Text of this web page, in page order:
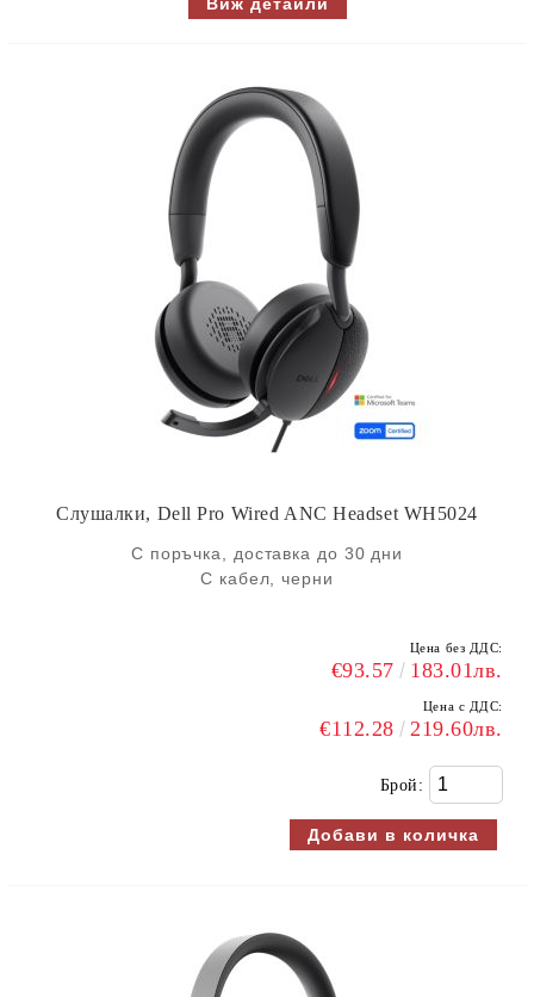
Слушалки, Dell Pro Wired ANC Headset WH5024
С поръчка, доставка до 30 дни
С кабел, черни
Цена без ДДС:
€93.57 183.01лв.
Цена с ДДС:
€112.28 219.60лв.
Брой: